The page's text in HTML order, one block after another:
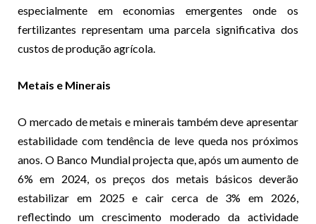
especialmente em economias emergentes onde os
fertilizantes representam uma parcela significativa dos
custos de produção agrícola.
Metais e Minerais
O mercado de metais e minerais também deve apresentar
estabilidade com tendência de leve queda nos próximos
anos. O Banco Mundial projecta que, após um aumento de
6% em 2024, os preços dos metais básicos deverão
estabilizar em 2025 e cair cerca de 3% em 2026,
reflectindo um crescimento moderado da actividade